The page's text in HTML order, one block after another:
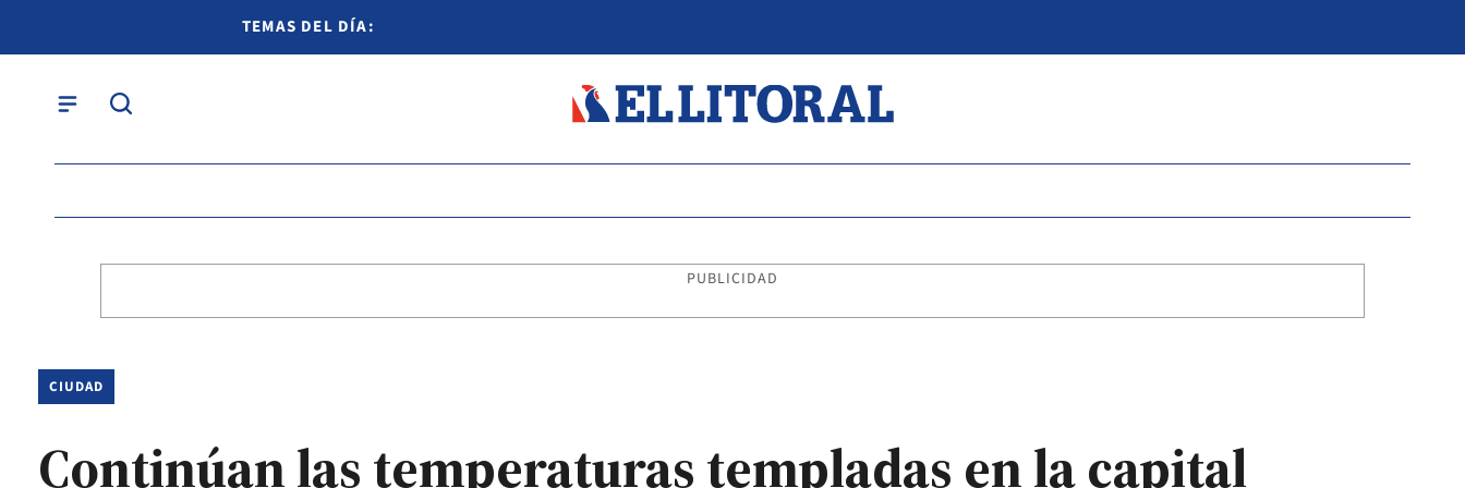
TEMAS DEL DÍA:
PUBLICIDAD
CIUDAD
Continúan las temperaturas templadas en la capital